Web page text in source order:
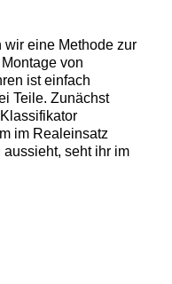
wir eine Methode zur
von
ist einfach
Teile. Zunächst
im Realeinsatz
seht ihr im